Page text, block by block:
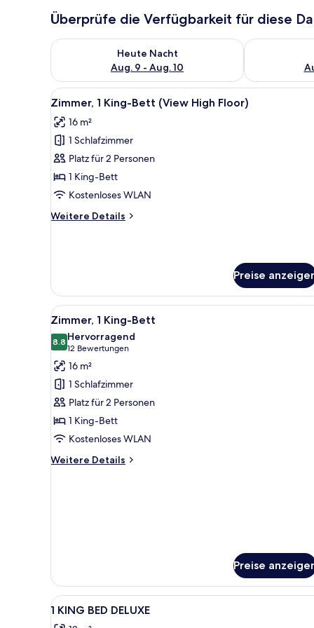
Überprüfe die Verfügbarkeit für diese
Heute Nacht
Aug. 9 - Aug. 10
Überprüfe die Verfügbarkeit für heute Nacht, Aug. 9
Überprüfe
Alle
Fotos
für
Zimmer,
1 King-
Bett
(View
Floor)
Ein Hotelzimmer mit einem
8
Zimmer, 1 King-Bett (View High Floor)
16 m²
1 Schlafzimmer
Platz für 2 Personen
1 King-Bett
Kostenloses WLAN
Weitere Details
Weitere
(View
High
Floor)
Preise
Alle
Fotos
für
Zimmer,
1 King-
Bett
anzeigen
Ein ordentlich bezogenes
6
Zimmer, 1 King-Bett
8.88.8 von 10
Hervorragend
12 Bewertungen
(12
Bewertungen)
16 m²
1 Schlafzimmer
Platz für 2 Personen
1 King-Bett
Kostenloses WLAN
Weitere Details
Weitere
Preise
Alle
Fotos
Ein Hotelzimmer mit Bett,
4
1 KING BED DELUXE